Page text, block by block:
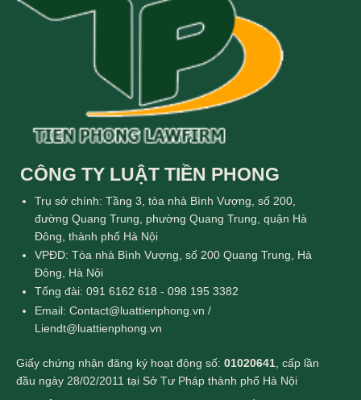
CÔNG TY LUẬT TIỀN PHONG
Trụ sở chính: Tầng 3, tòa nhà Bình Vượng, số 200,
đường Quang Trung, phường Quang Trung, quận Hà
Đông, thành phố Hà Nội
VPĐD: Tòa nhà Bình Vượng, số 200 Quang Trung, Hà
Đông, Hà Nội
Tổng đài: 091 6162 618 - 098 195 3382
Email: Contact@luattienphong.vn /
Liendt@luattienphong.vn
Giấy chứng nhận đăng ký hoạt động số: 01020641 , cấp lần
đầu ngày 28/02/2011 tại Sở Tư Pháp thành phố Hà Nội